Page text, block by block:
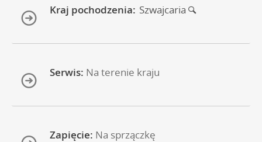
Kraj pochodzenia: Szwajcaria
Serwis: Na terenie kraju
Zapięcie: Na sprzączkę